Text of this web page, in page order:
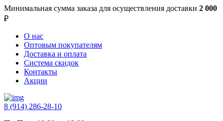
Минимальная сумма заказа для осуществления доставки 2 000
₽
О нас
Оптовым покупателям
Доставка и оплата
Система скидок
Контакты
Акции
8 (914) 286-28-10